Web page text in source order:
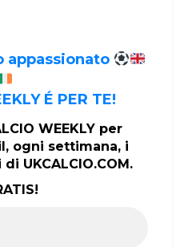
appassionato
É PER TE!
WEEKLY per
ogni settimana, i
UKCALCIO.COM.